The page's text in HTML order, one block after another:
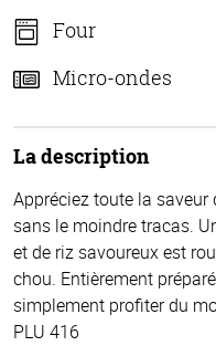
Four
Micro-ondes
La description
Appréciez toute la
sans le moindre tracas.
et de riz savoureux est
chou. Entièrement
simplement profiter du
PLU 416